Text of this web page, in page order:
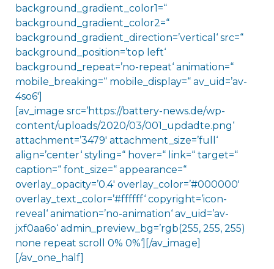
background_gradient_color1=“
background_gradient_color2=“
background_gradient_direction=’vertical‘ src=“
background_position=’top left‘
background_repeat=’no-repeat‘ animation=“
mobile_breaking=“ mobile_display=“ av_uid=’av-
4so6′]
[av_image src=’https://battery-news.de/wp-
content/uploads/2020/03/001_updadte.png‘
attachment=’3479′ attachment_size=’full‘
align=’center‘ styling=“ hover=“ link=“ target=“
caption=“ font_size=“ appearance=“
overlay_opacity=’0.4′ overlay_color=’#000000′
overlay_text_color=’#ffffff‘ copyright=’icon-
reveal‘ animation=’no-animation‘ av_uid=’av-
jxf0aa6o‘ admin_preview_bg=’rgb(255, 255, 255)
none repeat scroll 0% 0%‘][/av_image]
[/av_one_half]